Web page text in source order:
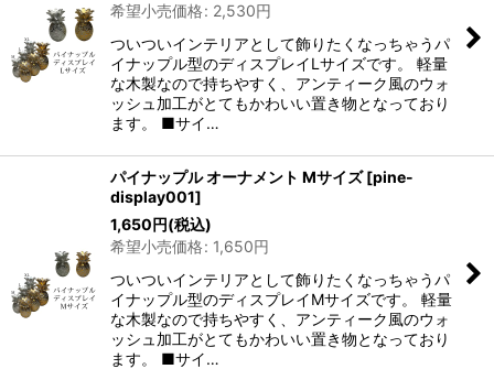
希望小売価格: 2,530円
ついついインテリアとして飾りたくなっちゃうパ
イナップル型のディスプレイLサイズです。 軽量
な木製なので持ちやすく、アンティーク風のウォ
ッシュ加工がとてもかわいい置き物となっており
ます。 ■サイ…
パイナップル オーナメント Mサイズ [pine-
display001]
1,650円(税込)
希望小売価格: 1,650円
ついついインテリアとして飾りたくなっちゃうパ
イナップル型のディスプレイMサイズです。 軽量
な木製なので持ちやすく、アンティーク風のウォ
ッシュ加工がとてもかわいい置き物となっており
ます。 ■サイ…